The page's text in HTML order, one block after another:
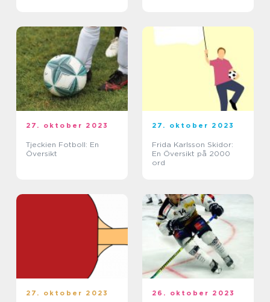
27. oktober 2023
Tjeckien Fotboll: En
Översikt
27. oktober 2023
Frida Karlsson Skidor:
En Översikt på 2000
ord
27. oktober 2023 26. oktober 2023